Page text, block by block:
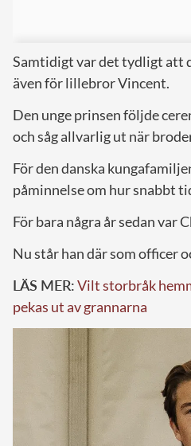
Samtidigt var det tydligt att
även för lillebror Vincent.
Den unge prinsen följde
och såg allvarlig ut när
För den danska
påminnelse om hur snabbt
För bara några år sedan var
Nu står han där som officer
LÄS MER:Vilt storbråk
pekas ut av grannarna